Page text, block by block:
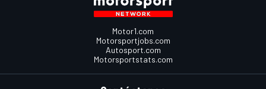
Motor1.com
Motorsportjobs.com
Autosport.com
Motorsportstats.com